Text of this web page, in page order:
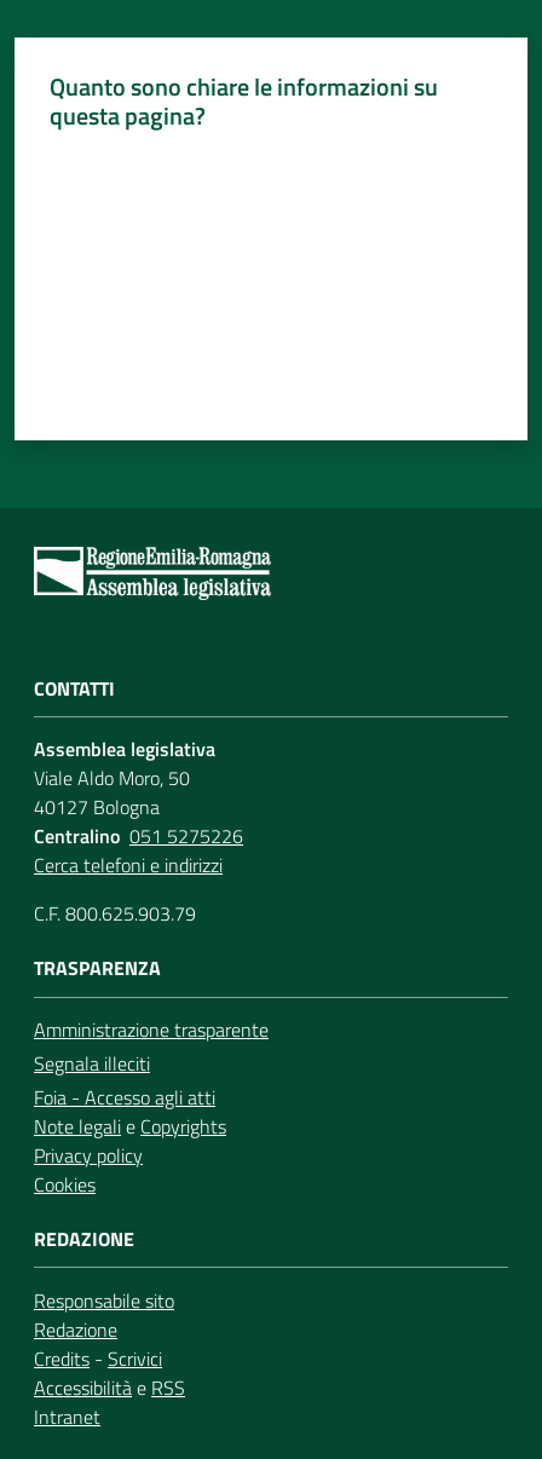
Quanto sono chiare le informazioni su
questa pagina?
CONTATTI
Assemblea legislativa
Viale Aldo Moro, 50
40127 Bologna
Centralino 051 5275226
Cerca telefoni e indirizzi
C.F. 800.625.903.79
TRASPARENZA
Amministrazione trasparente
Segnala illeciti
Foia - Accesso agli atti
Note legalie Copyrights
Privacy policy
Cookies
REDAZIONE
Responsabile sito
Redazione
Credits - Scrivici
Accessibilitàe RSS
Intranet